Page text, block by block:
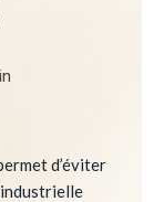
d’éviter
industrielle